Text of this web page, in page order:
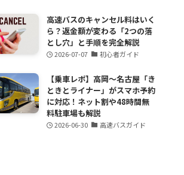
高速バスのキャンセル料はいく
ら？返金額が変わる「2つの落
とし穴」と手順を完全解説
2026-07-07 初心者ガイド
【乗車レポ】高岡〜名古屋「き
ときとライナー」がスマホ予約
に対応！ネット割や48時間無
料駐車場も解説
2026-06-30 高速バスガイド